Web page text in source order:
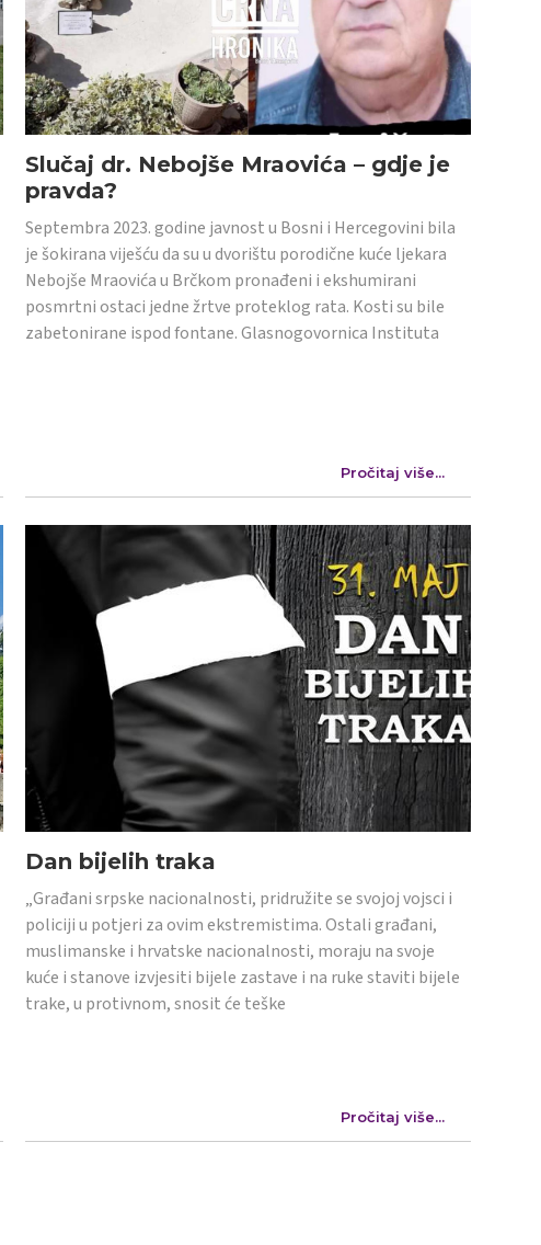
Slučaj dr. Nebojše Mraovića – gdje je
pravda?
Septembra 2023. godine javnost u Bosni i Hercegovini bila
je šokirana viješću da su u dvorištu porodične kuće ljekara
Nebojše Mraovića u Brčkom pronađeni i ekshumirani
posmrtni ostaci jedne žrtve proteklog rata. Kosti su bile
zabetonirane ispod fontane. Glasnogovornica Instituta
Pročitaj više...
Dan bijelih traka
„Građani srpske nacionalnosti, pridružite se svojoj vojsci i
policiji u potjeri za ovim ekstremistima. Ostali građani,
muslimanske i hrvatske nacionalnosti, moraju na svoje
kuće i stanove izvjesiti bijele zastave i na ruke staviti bijele
trake, u protivnom, snosit će teške
Pročitaj više...